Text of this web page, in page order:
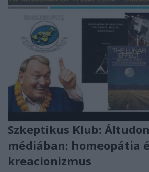
Szkeptikus Klub:
médiában: homeopátia
kreacionizmus